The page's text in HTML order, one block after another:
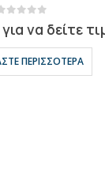
να δείτε
ΠΕΡΙΣΣΌΤΕΡΑ